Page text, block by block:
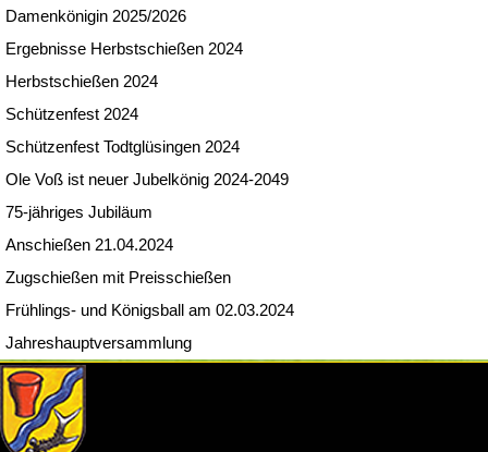
Damenkönigin 2025/2026
Ergebnisse Herbstschießen 2024
Herbstschießen 2024
Schützenfest 2024
Schützenfest Todtglüsingen 2024
Ole Voß ist neuer Jubelkönig 2024-2049
75-jähriges Jubiläum
Anschießen 21.04.2024
Zugschießen mit Preisschießen
Frühlings- und Königsball am 02.03.2024
Jahreshauptversammlung